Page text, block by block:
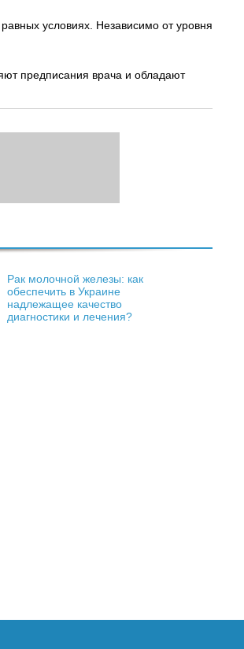
условиях. Независимо от уровня
предписания врача и обладают
Рак молочной железы: как
обеспечить в Украине
надлежащее качество
диагностики и лечения?